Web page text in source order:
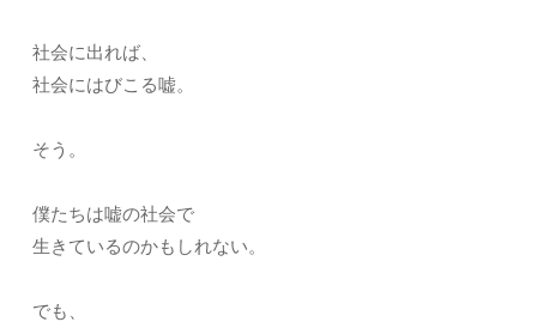
社会に出れば、
社会にはびこる嘘。
そう。
僕たちは嘘の社会で
生きているのかもしれない。
でも、